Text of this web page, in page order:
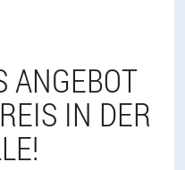
ANGEBOT
IN DER